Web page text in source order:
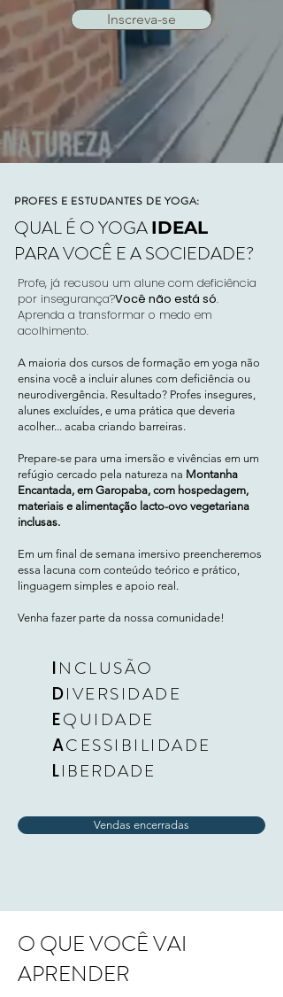
Inscreva-se
PROFES E ESTUDANTES DE YOGA:
QUAL É O YOGA IDEAL
PARA VOCÊ E A SOCIEDADE?
Profe, já recusou um alune com deficiência
por insegurança?Você não está só.
Aprenda a transformar o medo em
acolhimento.
A maioria dos cursos de formação em yoga não
ensina você a incluir alunes com deficiência ou
neurodivergência. Resultado? Profes insegures,
alunes excluídes, e uma prática que deveria
acolher... acaba criando barreiras.
Prepare-se para uma imersão e vivências em um
refúgio cercado pela natureza na Montanha
Encantada, em Garopaba, com hospedagem,
materiais e alimentação lacto-ovo vegetariana
inclusas.
Em um final de semana imersivo preencheremos
essa lacuna com conteúdo teórico e prático,
linguagem simples e apoio real.
Venha fazer parte da nossa comunidade!
INCLUSÃO
DIVERSIDADE
EQUIDADE
ACESSIBILIDADE
LIBERDADE
Vendas encerradas
O QUE VOCÊ VAI
APRENDER